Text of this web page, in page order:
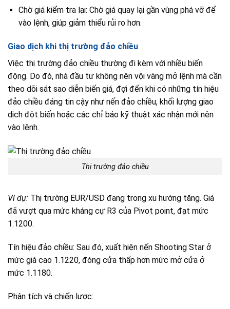
Chờ giá kiểm tra lại: Chờ giá quay lại gần vùng phá vỡ để
vào lệnh, giúp giảm thiểu rủi ro hơn.
Giao dịch khi thị trường đảo chiều
Việc thị trường đảo chiều thường đi kèm với nhiều biến
động. Do đó, nhà đầu tư không nên vội vàng mở lệnh mà cần
theo dõi sát sao diễn biến giá, đợi đến khi có những tín hiệu
đảo chiều đáng tin cậy như nến đảo chiều, khối lượng giao
dịch đột biến hoặc các chỉ báo kỹ thuật xác nhận mới nên
vào lệnh.
Thị trường đảo chiều
Ví dụ: Thị trường EUR/USD đang trong xu hướng tăng. Giá
đã vượt qua mức kháng cự R3 của Pivot point, đạt mức
1.1200.
Tín hiệu đảo chiều: Sau đó, xuất hiện nến Shooting Star ở
mức giá cao 1.1220, đóng cửa thấp hơn mức mở cửa ở
mức 1.1180.
Phân tích và chiến lược: